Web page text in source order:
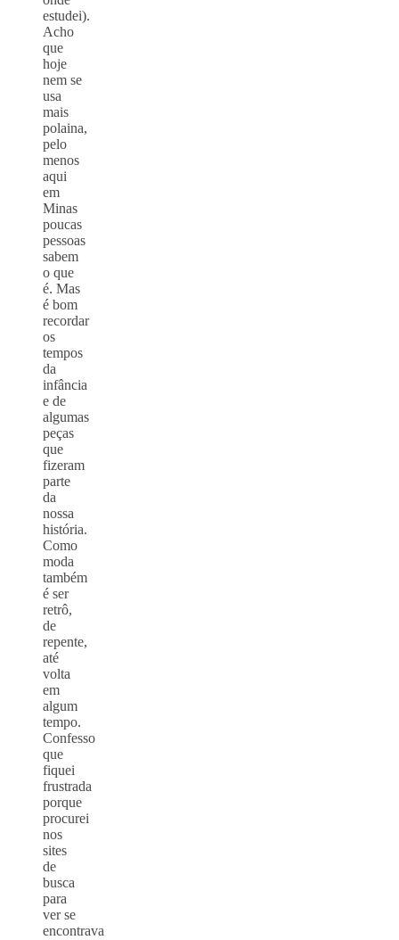
estudei).
Acho
que
hoje
nem se
usa
mais
polaina,
pelo
menos
aqui
em
Minas
poucas
pessoas
sabem
o que
é. Mas
é bom
recordar
os
tempos
da
infância
e de
algumas
peças
que
fizeram
parte
da
nossa
história.
Como
moda
também
é ser
retrô,
de
repente,
até
volta
em
algum
tempo.
Confesso
que
fiquei
frustrada
porque
procurei
nos
sites
de
busca
para
ver se
encontrava